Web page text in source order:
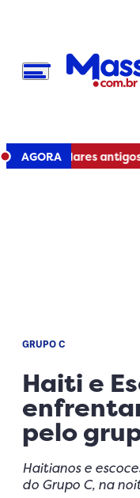
AGORA
celulares antigos; veja
GRUPO C
Haiti e
pelo
Haitianos e
do Grupo C, na